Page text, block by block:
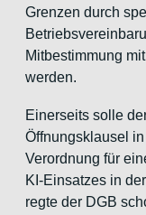
Grenzen durch
Mitbestimmung
werden.
Einerseits solle
Öffnungsklausel
Verordnung für
KI-Einsatzes in
regte der DGB